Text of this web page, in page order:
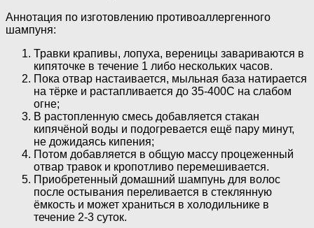
Аннотация по изготовлению противоаллергенного
шампуня:
Травки крапивы, лопуха, вереницы завариваются в
кипяточке в течение 1 либо нескольких часов.
Пока отвар настаивается, мыльная база натирается
на тёрке и растапливается до 35-400С на слабом
огне;
В растопленную смесь добавляется стакан
кипячёной воды и подогревается ещё пару минут,
не дожидаясь кипения;
Потом добавляется в общую массу процеженный
отвар травок и кропотливо перемешивается.
Приобретенный домашний шампунь для волос
после остывания переливается в стеклянную
ёмкость и может храниться в холодильнике в
течение 2-3 суток.